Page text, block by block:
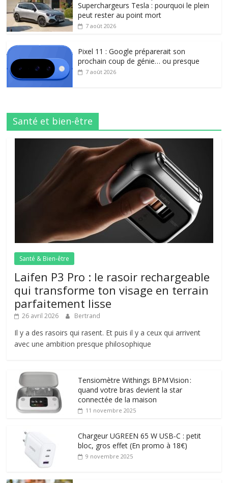
Superchargeurs Tesla : pourquoi le plein
peut rester au point mort
7 août 2026
Pixel 11 : Google préparerait son
prochain coup de génie… ou presque
7 août 2026
Santé et bien-être
Santé & Bien-être
Laifen P3 Pro : le rasoir rechargeable
qui transforme ton visage en terrain
parfaitement lisse
26 avril 2026 Bertrand
Il y a des rasoirs qui rasent. Et puis il y a ceux qui arrivent
avec une ambition presque philosophique
Tensiomètre Withings BPM Vision :
quand votre bras devient la star
connectée de la maison
11 novembre 2025
Chargeur UGREEN 65 W USB-C : petit
bloc, gros effet (En promo à 18€)
9 novembre 2025